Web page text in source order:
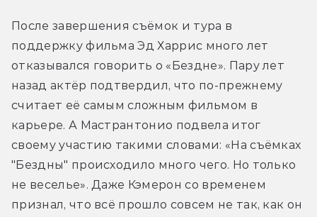
После завершения съёмок и тура в
поддержку фильма Эд Харрис много лет
отказывался говорить о «Бездне». Пару лет
назад актёр подтвердил, что по-прежнему
считает её самым сложным фильмом в
карьере. А Мастрантонио подвела итог
своему участию такими словами: «На съёмках
"Бездны" происходило много чего. Но только
не веселье». Даже Кэмерон со временем
признал, что всё прошло совсем не так, как он